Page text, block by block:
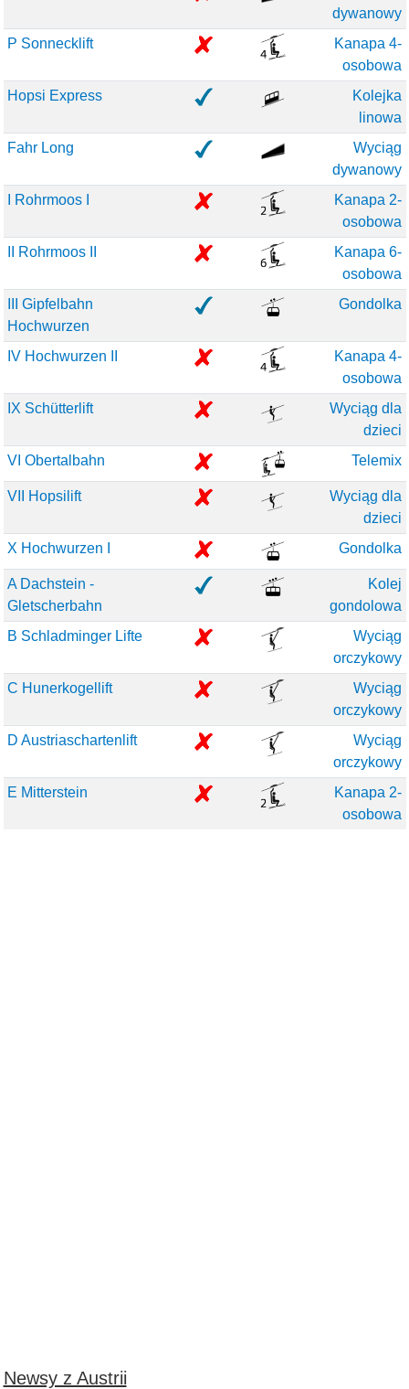
dywanowy
P Sonnecklift
Kanapa 4-
osobowa
Hopsi Express
Kolejka
linowa
Fahr Long
Wyciąg
dywanowy
I Rohrmoos I
Kanapa 2-
osobowa
II Rohrmoos II
Kanapa 6-
osobowa
III Gipfelbahn
Hochwurzen
Gondolka
IV Hochwurzen II
Kanapa 4-
osobowa
IX Schütterlift
Wyciąg dla
dzieci
VI Obertalbahn
Telemix
VII Hopsilift
Wyciąg dla
dzieci
X Hochwurzen I
Gondolka
A Dachstein -
Gletscherbahn
Kolej
gondolowa
B Schladminger Lifte
Wyciąg
orczykowy
C Hunerkogellift
Wyciąg
orczykowy
D Austriaschartenlift
Wyciąg
orczykowy
E Mitterstein
Kanapa 2-
osobowa
Newsy z Austrii